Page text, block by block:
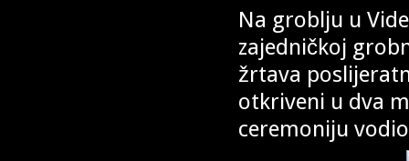
Na groblju u
zajedničkoj
žrtava
otkriveni u dva
ceremoniju